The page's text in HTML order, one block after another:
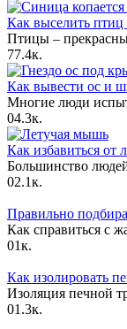
Как выселить
Птицы –
77.4к.
Как вывести ос и
Многие люди
04.3к.
Как избавиться
Большинство
02.1к.
Правильно
Как справиться с
01к.
Как изолировать
Изоляция печной
01.3к.